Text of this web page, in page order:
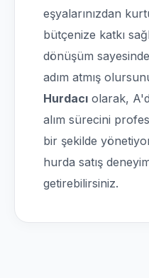
eşyalarınızdan
bütçenize katkı
dönüşüm
adım atmış
Hurdacı olarak,
alım sürecini
bir şekilde
hurda satış
getirebilirsiniz.